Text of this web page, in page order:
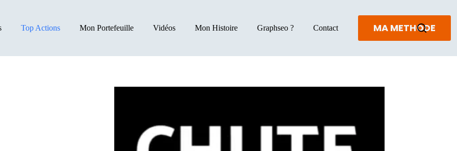
Top Actions Mon Portefeuille Vidéos Mon Histoire Graphseo ? Contact MA METHODE